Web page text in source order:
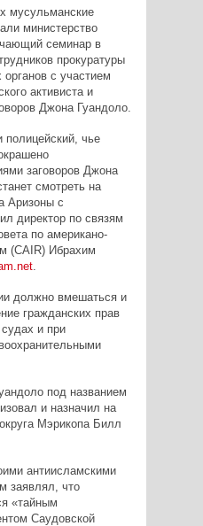
мусульманские
министерство
семинар в
прокуратуры
с участием
активиста и
Джона Гуандоло.
чье
заговоров Джона
смотреть на
Аризоны с
директор по связям
по американо-
(CAIR) Ибрахим
net.
должно вмешаться и
гражданских прав
и при
под названием
и назначил на
Мэрикопа Билл
антиисламскими
заявлял, что
«тайным
Саудовской